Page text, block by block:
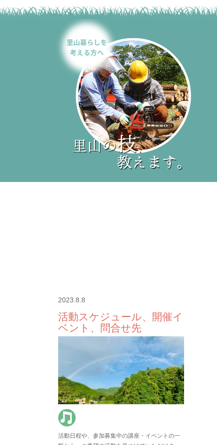
2023.8.8
活動スケジュール、開催イ
ベント、問合せ先
活動日程や、参加募集中の講座・イベントの一